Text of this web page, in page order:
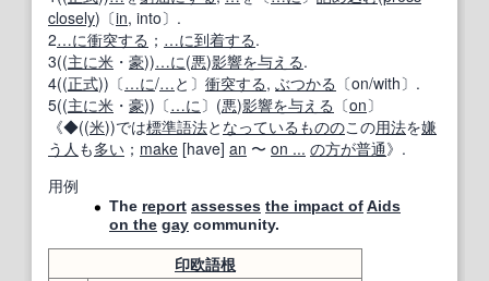
closely)〔in, into〕.
2…に衝突する ； …に到着する.
3((主に米 ・ 豪))…に(悪)影響を与える.
4((正式))〔…に/…と〕 衝突する, ぶつかる 〔on/with〕.
5((主に米 ・ 豪))〔…に〕(悪)影響を与える 〔on〕
《◆((米))では標準語法と なっている もののこの用法を嫌
う 人 も多い ； make [have] an 〜 on ... の方が普通》.
用例
The report assesses the impact ofAids
on the gay community.
印欧語根